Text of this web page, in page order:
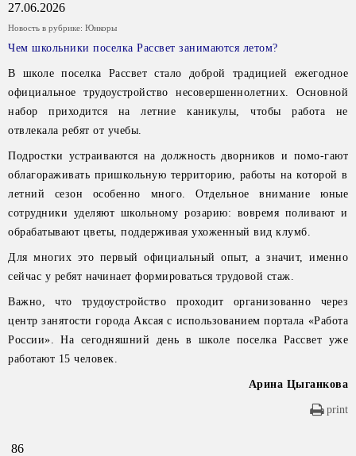
27.06.2026
Новость в рубрике: Юнкоры
Чем школьники поселка Рассвет занимаются летом?
В школе поселка Рассвет стало доброй традицией ежегодное
официальное трудоустройство несовершеннолетних. Основной
набор приходится на летние каникулы, чтобы работа не
отвлекала ребят от учебы.
Подростки устраиваются на должность дворников и помо-гают
облагораживать пришкольную территорию, работы на которой в
летний сезон особенно много. Отдельное внимание юные
сотрудники уделяют школьному розарию: вовремя поливают и
обрабатывают цветы, поддерживая ухоженный вид клумб.
Для многих это первый официальный опыт, а значит, именно
сейчас у ребят начинает формироваться трудовой стаж.
Важно, что трудоустройство проходит организованно через
центр занятости города Аксая с использованием портала «Работа
России». На сегодняшний день в школе поселка Рассвет уже
работают 15 человек.
Арина Цыганкова
print
86